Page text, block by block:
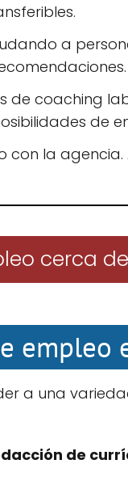
a
de coaching
de
con la
cerca
empleo
a una
de